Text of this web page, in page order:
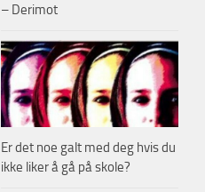
– Derimot
Er det noe galt med deg hvis du
ikke liker å gå på skole?